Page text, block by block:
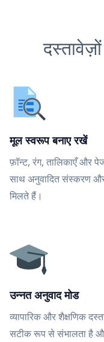
मूल स्वरूप बनाए रखें
फ़ॉन्ट, रंग, तालिकाएँ और
साथ अनुवादित संस्करण और
मिलते हैं।
उन्नत अनुवाद मोड
व्यापारिक और शैक्षणिक
सटीक रूप से संभालता है